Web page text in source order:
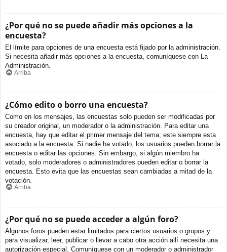
¿Por qué no se puede añadir más opciones a la
encuesta?
El límite para opciones de una encuesta está fijado por la administración.
Si necesita añadir más opciones a la encuesta, comuníquese con La
Administración.
Arriba
¿Cómo edito o borro una encuesta?
Como en los mensajes, las encuestas solo pueden ser modificadas por
su creador original, un moderador o la administración. Para editar una
encuesta, hay que editar el primer mensaje del tema; este siempre esta
asociado a la encuesta. Si nadie ha votado, los usuarios pueden borrar la
encuesta o editar las opciones. Sin embargo, si algún miembro ha
votado, solo moderadores o administradores pueden editar o borrar la
encuesta. Esto evita que las encuestas sean cambiadas a mitad de la
votación.
Arriba
¿Por qué no se puede acceder a algún foro?
Algunos foros pueden estar limitados para ciertos usuarios o grupos y
para visualizar, leer, publicar o llevar a cabo otra acción allí necesita una
autorización especial. Comuníquese con un moderador o administrador